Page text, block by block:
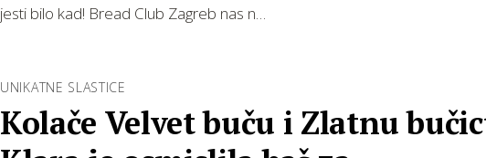
jesti bilo kad! Bread Club Zagreb nas n…
UNIKATNE SLASTICE
Kolače Velvet buču i Zlatnu